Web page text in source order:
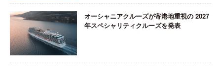
オーシャニアクルーズが寄港地重視の 2027
年スペシャリティクルーズを発表